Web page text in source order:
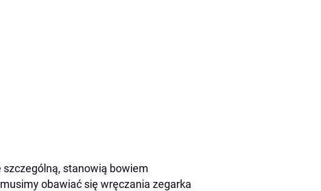
szczególną, stanowią bowiem
obawiać się wręczania zegarka